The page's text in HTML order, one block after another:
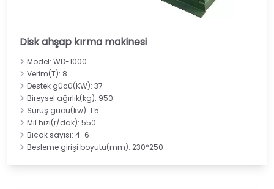
Disk ahşap kırma makinesi
Model: WD-1000
Verim(T): 8
Destek gücü(KW): 37
Bireysel ağırlık(kg): 950
Sürüş gücü(kw): 1.5
Mil hızı(r/dak): 550
Bıçak sayısı: 4-6
Besleme girişi boyutu(mm): 230*250